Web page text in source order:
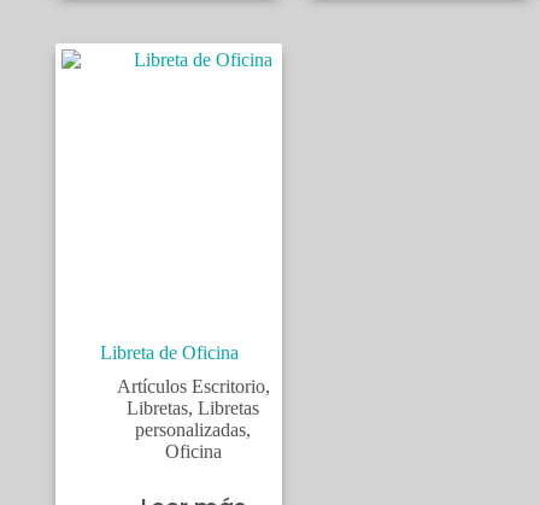
Libreta de Oficina
Artículos Escritorio,
Libretas, Libretas
personalizadas,
Oficina